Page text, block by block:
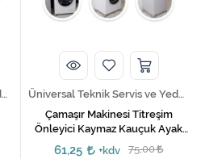
Üniversal Teknik Servis ve Yedek Parça Hizmetleri
Üniversal Teknik Servis ve Yedek Parça Hizmetleri
Çamaşır Makinesi Titreşim
Önleyici Kaymaz Kauçuk Ayak
Stoper 4 Adet
61,25 +kdv 75,00